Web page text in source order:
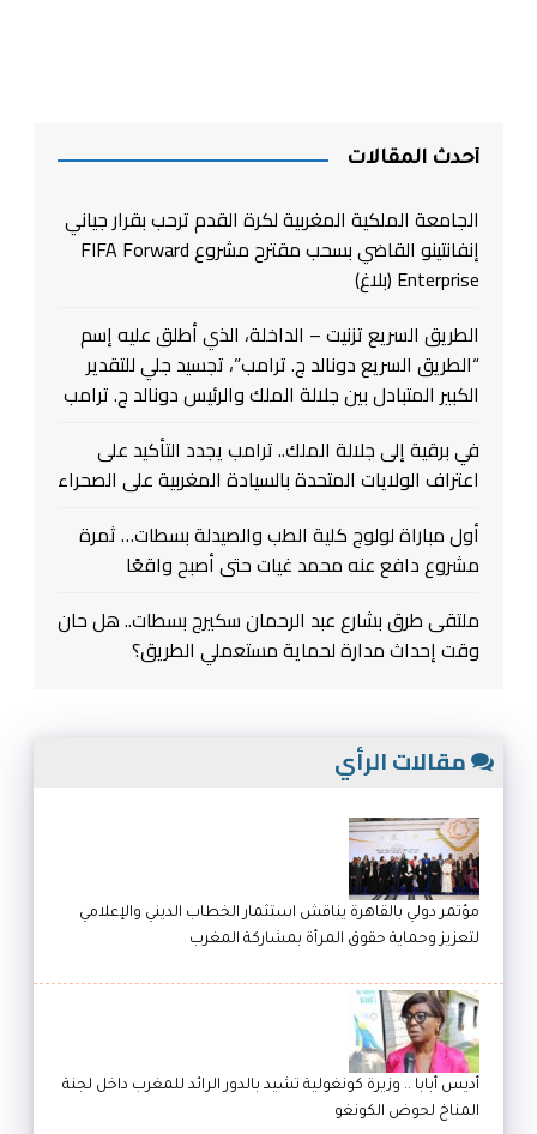
أحدث المقالات
الجامعة الملكية المغربية لكرة القدم ترحب بقرار جياني
إنفانتينو القاضي بسحب مقترح مشروع FIFA Forward
Enterprise (بلاغ)
الطريق السريع تزنيت – الداخلة، الذي أطلق عليه إسم
“الطريق السريع دونالد ج. ترامب”، تجسيد جلي للتقدير
الكبير المتبادل بين جلالة الملك والرئيس دونالد ج. ترامب
في برقية إلى جلالة الملك.. ترامب يجدد التأكيد على
اعتراف الولايات المتحدة بالسيادة المغربية على الصحراء
أول مباراة لولوج كلية الطب والصيدلة بسطات… ثمرة
مشروع دافع عنه محمد غيات حتى أصبح واقعًا
ملتقى طرق بشارع عبد الرحمان سكيرج بسطات.. هل حان
وقت إحداث مدارة لحماية مستعملي الطريق؟
مقالات الرأي
مؤتمر دولي بالقاهرة يناقش استثمار الخطاب الديني والإعلامي
لتعزيز وحماية حقوق المرأة بمشاركة المغرب
أديس أبابا .. وزيرة كونغولية تشيد بالدور الرائد للمغرب داخل لجنة
المناخ لحوض الكونغو